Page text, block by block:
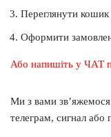
Переглянути кошик
Оформити
Або напишіть у ЧАТ
Ми з вами
телеграм, сигнал або